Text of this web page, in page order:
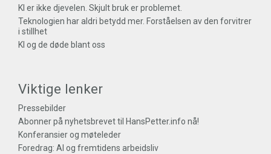
KI er ikke djevelen. Skjult bruk er problemet.
Teknologien har aldri betydd mer. Forståelsen av den forvitrer
i stillhet
KI og de døde blant oss
Viktige lenker
Pressebilder
Abonner på nyhetsbrevet til HansPetter.info nå!
Konferansier og møteleder
Foredrag: AI og fremtidens arbeidsliv